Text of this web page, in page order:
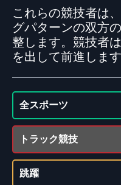
これらの競技者は
グパターンの双方
整します。競技者
を出して前進します
全スポーツ
トラック競技
跳躍